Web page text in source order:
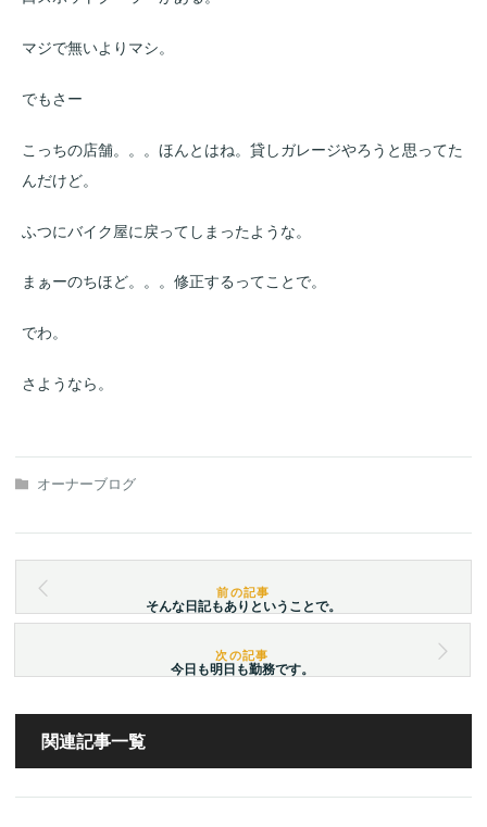
マジで無いよりマシ。
でもさー
こっちの店舗。。。ほんとはね。貸しガレージやろうと思ってた
んだけど。
ふつにバイク屋に戻ってしまったような。
まぁーのちほど。。。修正するってことで。
でわ。
さようなら。
オーナーブログ
そんな日記もありということで。
今日も明日も勤務です。
関連記事一覧